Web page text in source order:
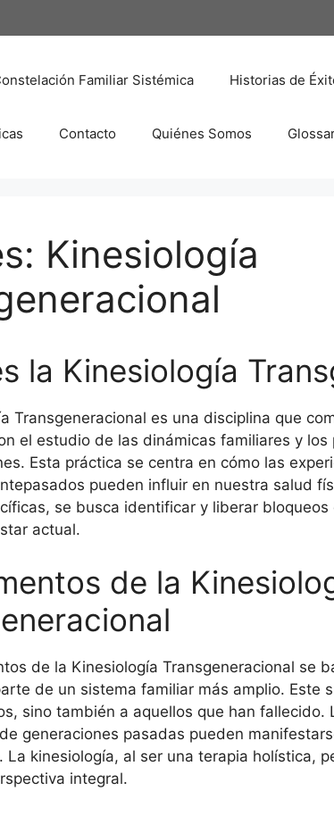
Familiar Sistémica Historias de
Contacto Quiénes Somos
Kinesiología
la Kinesiología
Transgeneracional es una disciplina que
el estudio de las dinámicas familiares y
Esta práctica se centra en cómo las
pueden influir en nuestra salud
se busca identificar y liberar
actual.
de la
de la Kinesiología Transgeneracional se
de un sistema familiar más amplio. Este
sino también a aquellos que han fallecido.
generaciones pasadas pueden
La kinesiología, al ser una terapia holística,
integral.